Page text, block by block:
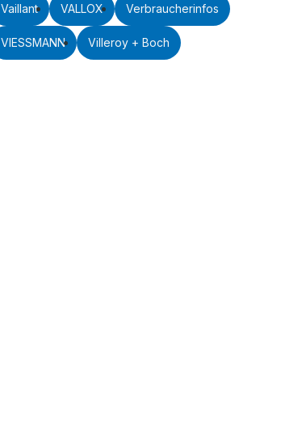
Vaillant VALLOX Verbraucherinfos
VIESSMANN Villeroy + Boch